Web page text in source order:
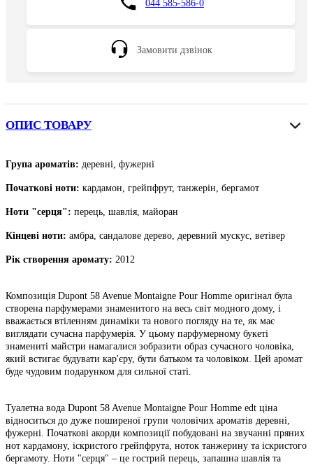
044 585-586-0
Замовити дзвінок
ОПИС ТОВАРУ
Група ароматів: деревні, фужерні
Початкові ноти: кардамон, грейпфрут, танжерін, бергамот
Ноти "серця": перець, шавлія, майоран
Кінцеві ноти: амбра, сандалове дерево, деревний мускус, ветівер
Рік створення аромату: 2012
Композиція Dupont 58 Avenue Montaigne Pour Homme оригінал була
створена парфумерами знаменитого на весь світ модного дому, і
вважається втіленням динаміки та нового погляду на те, як має
виглядати сучасна парфумерія. У цьому парфумерному букеті
знамениті майстри намагалися зобразити образ сучасного чоловіка,
який встигає будувати кар'єру, бути батьком та чоловіком. Цей аромат
буде чудовим подарунком для сильної статі.
Туалетна вода Dupont 58 Avenue Montaigne Pour Homme edt ціна
відноситься до дуже поширеної групи чоловічих ароматів деревні,
фужерні. Початкові акорди композиції побудовані на звучанні пряних
нот кардамону, іскристого грейпфрута, ноток танжерину та іскристого
бергамоту. Ноти "серця" – це гострий перець, запашна шавлія та